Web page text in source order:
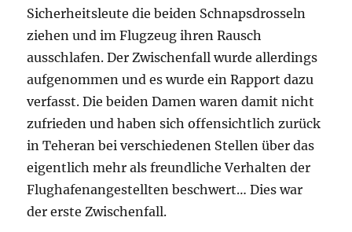
Sicherheitsleute die beiden Schnapsdrosseln
ziehen und im Flugzeug ihren Rausch
ausschlafen. Der Zwischenfall wurde allerdings
aufgenommen und es wurde ein Rapport dazu
verfasst. Die beiden Damen waren damit nicht
zufrieden und haben sich offensichtlich zurück
in Teheran bei verschiedenen Stellen über das
eigentlich mehr als freundliche Verhalten der
Flughafenangestellten beschwert… Dies war
der erste Zwischenfall.